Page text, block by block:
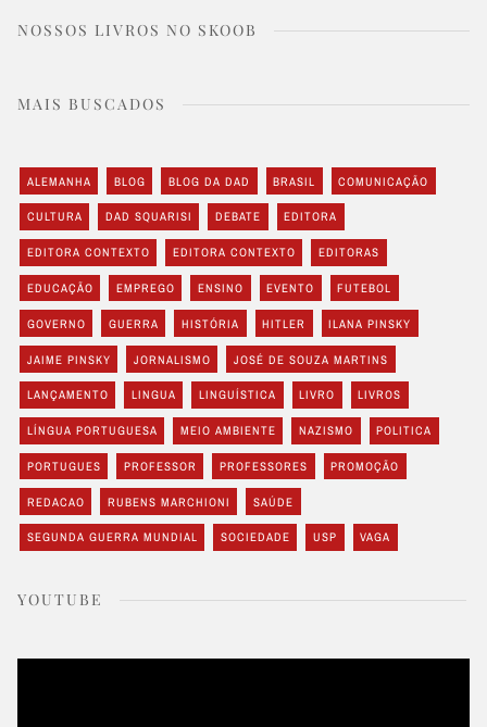
NOSSOS LIVROS NO SKOOB
MAIS BUSCADOS
ALEMANHA BLOG BLOG DA DAD BRASIL COMUNICAÇÃO
CULTURA DAD SQUARISI DEBATE EDITORA
EDITORA CONTEXTO EDITORA CONTEXTO EDITORAS
EDUCAÇÃO EMPREGO ENSINO EVENTO FUTEBOL
GOVERNO GUERRA HISTÓRIA HITLER ILANA PINSKY
JAIME PINSKY JORNALISMO JOSÉ DE SOUZA MARTINS
LANÇAMENTO LINGUA LINGUÍSTICA LIVRO LIVROS
LÍNGUA PORTUGUESA MEIO AMBIENTE NAZISMO POLITICA
PORTUGUES PROFESSOR PROFESSORES PROMOÇÃO
REDACAO RUBENS MARCHIONI SAÚDE
SEGUNDA GUERRA MUNDIAL SOCIEDADE USP VAGA
YOUTUBE